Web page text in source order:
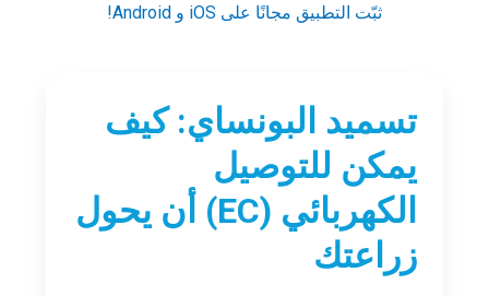
ثبّت التطبيق مجانًا على iOS و Android!
تسميد البونساي: كيف
يمكن للتوصيل
الكهربائي (EC) أن يحول
زراعتك